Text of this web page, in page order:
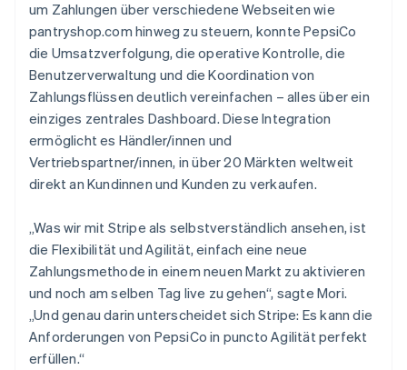
um Zahlungen über verschiedene Webseiten wie
pantryshop.com hinweg zu steuern, konnte PepsiCo
die Umsatzverfolgung, die operative Kontrolle, die
Benutzerverwaltung und die Koordination von
Zahlungsflüssen deutlich vereinfachen – alles über ein
einziges zentrales Dashboard. Diese Integration
ermöglicht es Händler/innen und
Vertriebspartner/innen, in über 20 Märkten weltweit
direkt an Kundinnen und Kunden zu verkaufen.
„Was wir mit Stripe als selbstverständlich ansehen, ist
die Flexibilität und Agilität, einfach eine neue
Zahlungsmethode in einem neuen Markt zu aktivieren
und noch am selben Tag live zu gehen“, sagte Mori.
„Und genau darin unterscheidet sich Stripe: Es kann die
Anforderungen von PepsiCo in puncto Agilität perfekt
erfüllen.“